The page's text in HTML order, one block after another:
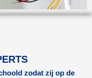
zodat zij op de